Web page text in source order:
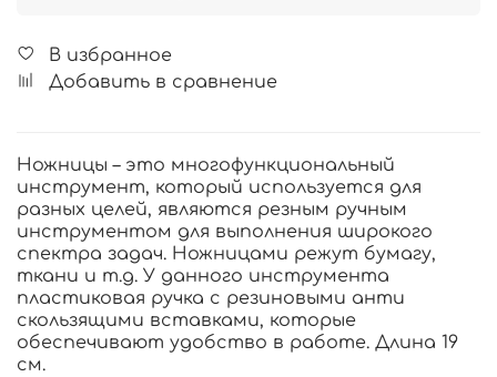
В избранное
Добавить в сравнение
Ножницы – это многофункциональный
инструмент, который используется для
разных целей, являются резным ручным
инструментом для выполнения широкого
спектра задач. Ножницами режут бумагу,
ткани и т.д. У данного инструмента
пластиковая ручка с резиновыми анти
скользящими вставками, которые
обеспечивают удобство в работе. Длина 19
см.